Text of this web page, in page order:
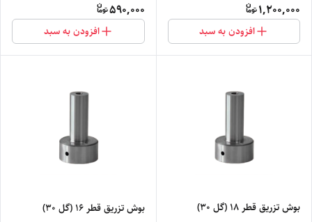
1,200,000
افزودن به سبد
590,000
افزودن به سبد
بوش تزریق قطر 18 (گل 30) بوش تزریق قطر 16 (گل 30)